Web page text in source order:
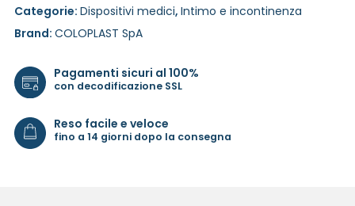
Categorie: Dispositivi medici, Intimo e incontinenza
Brand: COLOPLAST SpA
Pagamenti sicuri al 100%
con decodificazione SSL
Reso facile e veloce
fino a 14 giorni dopo la consegna